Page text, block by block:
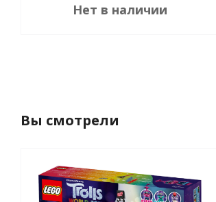
Нет в наличии
Вы смотрели